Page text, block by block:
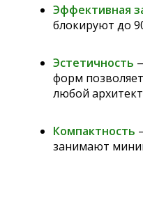
Эффективная
блокируют до
Эстетичность
форм
любой
Компактность
занимают